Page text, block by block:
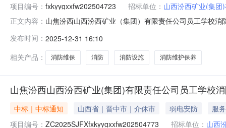
项目编号： fxkyygxxfw202504723 招标单位： 山西汾西矿业(集团
正文内容： 山焦汾西山西汾西矿业（集团）有限责任公司员工学校
司员工学校消防维保。1.2采购人：山西汾西矿业（集团
内消防设施进
发布时间： 2025-12-31 16:10
相关产品：
消防维保 消防 消防设施 消防维护保养
山焦汾西山西汾西矿业(集团)有限责任公司员工学校
中标｜中标通知 山西省｜晋中市｜介休市 弱电安防
服务
项目编号： ZC2025SJFXfxkyygxxfw202504773 招标单位： 山西